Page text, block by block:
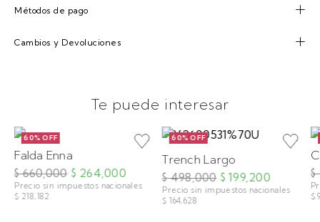
Métodos de pago
Cambios y Devoluciones
Te puede interesar
60% OFF
Falda Enna
$ 660,000 $ 264,000
Precio sin impuestos nacionales
$ 218,182
60% OFF
Trench Largo
$ 498,000 $ 199,200
Precio sin impuestos nacionales
$ 164,628
$
$